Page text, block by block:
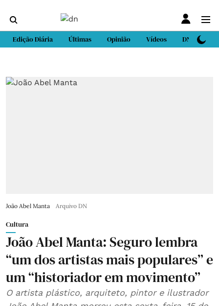
Edição Diária Últimas Opinião Vídeos DN Sport
João Abel Manta Arquivo DN
Cultura
João Abel Manta: Seguro lembra
“um dos artistas mais populares” e
um “historiador em movimento”
O artista plástico, arquiteto, pintor e ilustrador